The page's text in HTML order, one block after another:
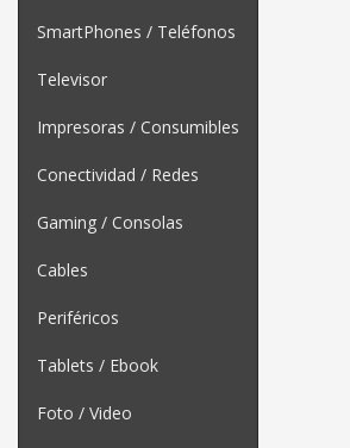
SmartPhones / Teléfonos
Televisor
Impresoras / Consumibles
Conectividad / Redes
Gaming / Consolas
Cables
Periféricos
Tablets / Ebook
Foto / Video